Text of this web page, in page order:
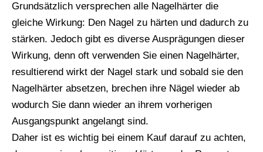
Grundsätzlich versprechen alle Nagelhärter die
gleiche Wirkung: Den Nagel zu härten und dadurch zu
stärken. Jedoch gibt es diverse Ausprägungen dieser
Wirkung, denn oft verwenden Sie einen Nagelhärter,
resultierend wirkt der Nagel stark und sobald sie den
Nagelhärter absetzen, brechen ihre Nägel wieder ab
wodurch Sie dann wieder an ihrem vorherigen
Ausgangspunkt angelangt sind.
Daher ist es wichtig bei einem Kauf darauf zu achten,